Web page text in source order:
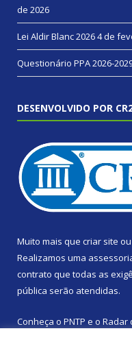
de 2026
Lei Aldir Blanc 20264 de
Questionário PPA 2026-
DESENVOLVIDO POR
Muito mais que criar site ou
Realizamos uma
contrato que todas as
pública serão atendidas.
Conheça o PNTP e o Radar